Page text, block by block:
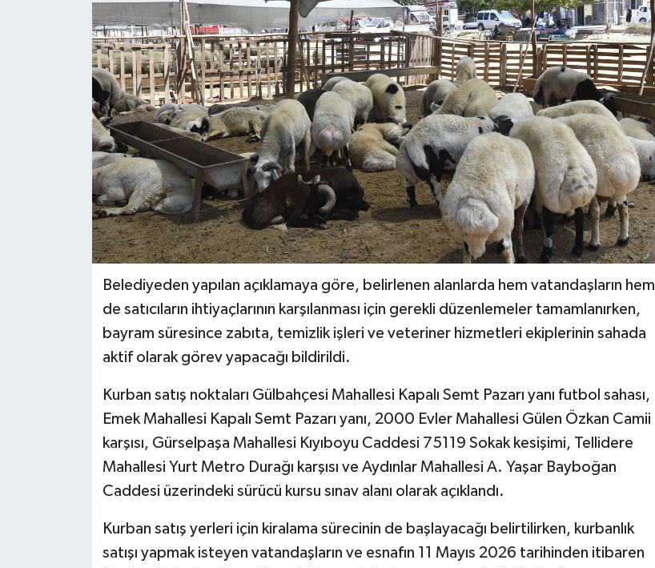
Belediyeden yapılan açıklamaya göre, belirlenen alanlarda hem vatandaşların hem
de satıcıların ihtiyaçlarının karşılanması için gerekli düzenlemeler tamamlanırken,
bayram süresince zabıta, temizlik işleri ve veteriner hizmetleri ekiplerinin sahada
aktif olarak görev yapacağı bildirildi.
Kurban satış noktaları Gülbahçesi Mahallesi Kapalı Semt Pazarı yanı futbol sahası,
Emek Mahallesi Kapalı Semt Pazarı yanı, 2000 Evler Mahallesi Gülen Özkan Camii
karşısı, Gürselpaşa Mahallesi Kıyıboyu Caddesi 75119 Sokak kesişimi, Tellidere
Mahallesi Yurt Metro Durağı karşısı ve Aydınlar Mahallesi A. Yaşar Bayboğan
Caddesi üzerindeki sürücü kursu sınav alanı olarak açıklandı.
Kurban satış yerleri için kiralama sürecinin de başlayacağı belirtilirken, kurbanlık
satışı yapmak isteyen vatandaşların ve esnafın 11 Mayıs 2026 tarihinden itibaren
Resmi İlanlar
Siyaset
Yerel Yönetimler